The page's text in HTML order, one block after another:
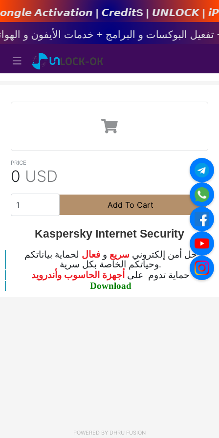
𝘼𝙘𝙩𝙞𝙫𝙖𝙩𝙞𝙤𝙣 | 𝘾𝙧𝙚𝙙𝙞𝙩s | 𝙐𝙉𝙇𝙊𝘾𝙆
PRICE
0 USD
Add To Cart
Kaspersky Internet Security
حل أمن إلكتروني سريع وفعال لحماية بياناتكم
وحياتكم الخاصة بكل سرية.
حماية تدوم على أجهزة الحاسوب وأندرويد
Download
POWERED BY DHRU FUSION